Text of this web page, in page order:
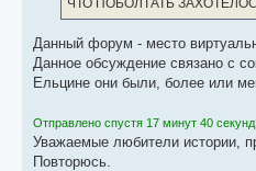
ЧТО ПОБОЛТАТЬ
Данный форум - место
Данное обсуждение связано с
Ельцине они были, более или
Отправлено спустя 17 минут 40 секунд:
Уважаемые любители истории,
Повторюсь.